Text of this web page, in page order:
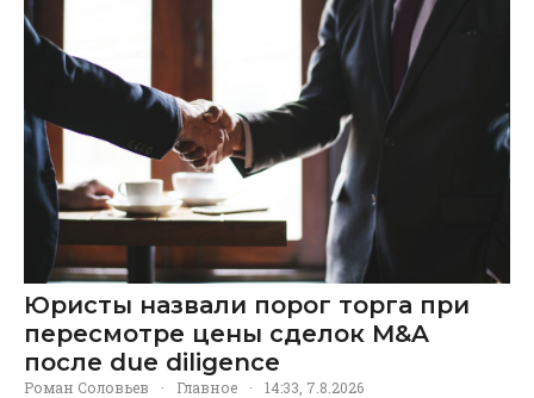
Юристы назвали порог торга при
пересмотре цены сделок M&A
после due diligence
Роман Соловьев · Главное · 14:33, 7.8.2026